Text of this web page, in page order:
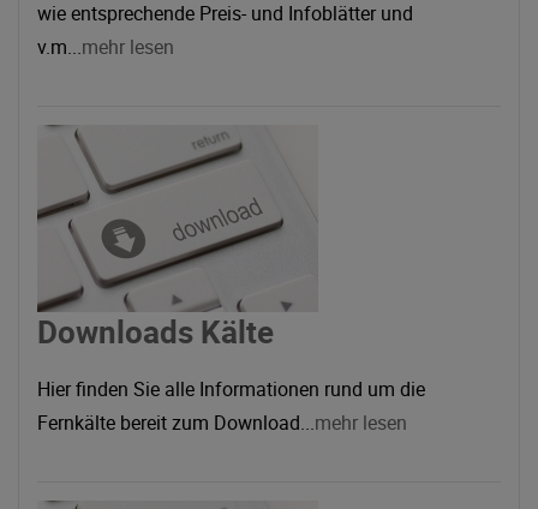
wie entsprechende Preis- und Infoblätter und
v.m...mehr lesen
Downloads Kälte
Hier finden Sie alle Informationen rund um die
Fernkälte bereit zum Download...mehr lesen